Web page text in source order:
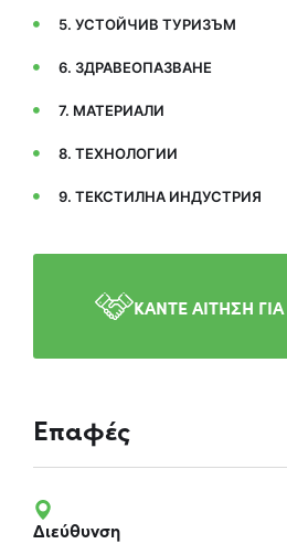
5. УСТОЙЧИВ ТУРИЗЪМ
6. ЗДРАВЕОПАЗВАНЕ
7. МАТЕРИАЛИ
8. ТЕХНОЛОГИИ
9. ТЕКСТИЛНА ИНДУСТРИЯ
ΚΑΝΤΕ ΑΙΤΗΣΗ
Επαφές
Διεύθυνση